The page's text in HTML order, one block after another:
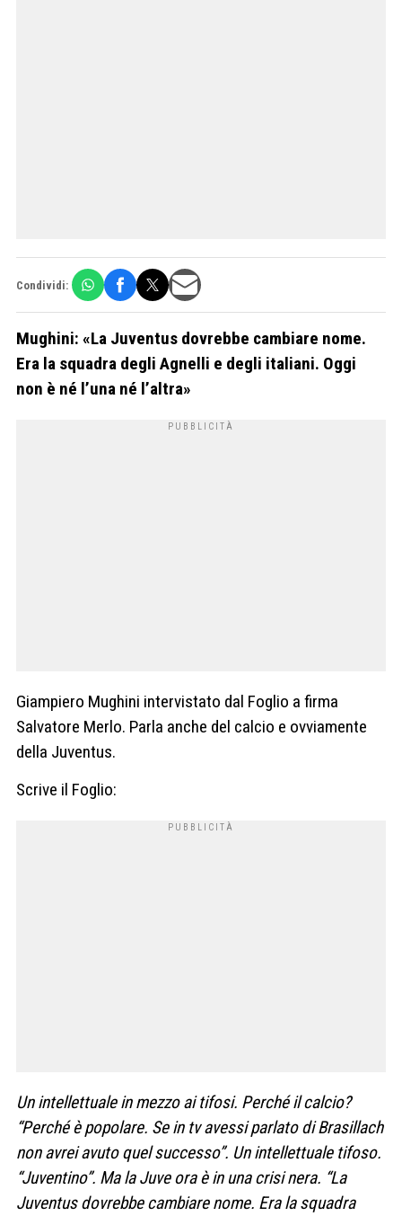
Condividi:
Mughini: «La Juventus dovrebbe cambiare nome.
Era la squadra degli Agnelli e degli italiani. Oggi
non è né l’una né l’altra»
Giampiero Mughini intervistato dal Foglio a firma
Salvatore Merlo. Parla anche del calcio e ovviamente
della Juventus.
Scrive il Foglio:
Un intellettuale in mezzo ai tifosi. Perché il calcio?
“Perché è popolare. Se in tv avessi parlato di Brasillach
non avrei avuto quel successo”. Un intellettuale tifoso.
“Juventino”. Ma la Juve ora è in una crisi nera. “La
Juventus dovrebbe cambiare nome. Era la squadra